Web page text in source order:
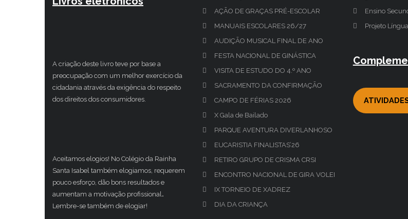
A criação deste livro teve por base a
preocupação com um melhor exercício da
cidadania através da exigência do respeito
dos direitos dos consumidores.
Aceitamos elogios! No Colégio da Rainha
Santa Isabel também elogiamos, requerem
pouco esforço, dão bons resultados e
aumentam a motivação profissional.
Lembre-se também de elogiar!
AÇÃO DE GRAÇAS PRÉ-ESCOLAR
MANUAIS ESCOLARES 26/27
AUDIÇÃO MUSICAL FINAL DE ANO
FESTA NACIONAL DE GINÁSTICA
VISITA DE ESTUDO DO 4.º ANO
SACRAMENTO DA CONFIRMAÇÃO
CAMPO DE FÉRIAS 2026
X Gala de Bailado
PARQUE AVENTURA DIVERLANHOSO
EUCARISTIA FINALISTAS’26
RETIRO GRUPO DE CRISMA CRSI
ENCONTRO NACIONAL DE GIRA VOLEI
IX TORNEIO DE XADREZ
DIA DA CRIANÇA
Ensino
Projeto Língua